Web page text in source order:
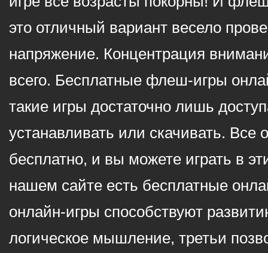
это отличный вариант весело
напряжение. Концентрация
всего. Бесплатные флеш-игры
такие игры достаточно лишь
устанавливать или скачивать.
бесплатно, и вы можете играть в
нашем сайте есть бесплатные
онлайн-игры способствуют
логическое мышление, третьи